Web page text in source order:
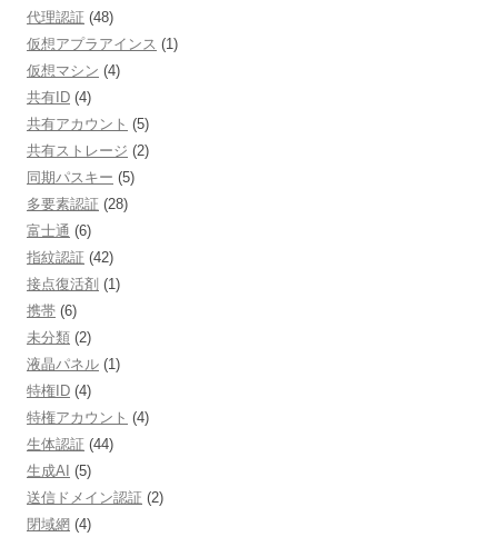
代理認証 (48)
仮想アプラアインス (1)
仮想マシン (4)
共有ID (4)
共有アカウント (5)
共有ストレージ (2)
同期パスキー (5)
多要素認証 (28)
富士通 (6)
指紋認証 (42)
接点復活剤 (1)
携帯 (6)
未分類 (2)
液晶パネル (1)
特権ID (4)
特権アカウント (4)
生体認証 (44)
生成AI (5)
送信ドメイン認証 (2)
閉域網 (4)